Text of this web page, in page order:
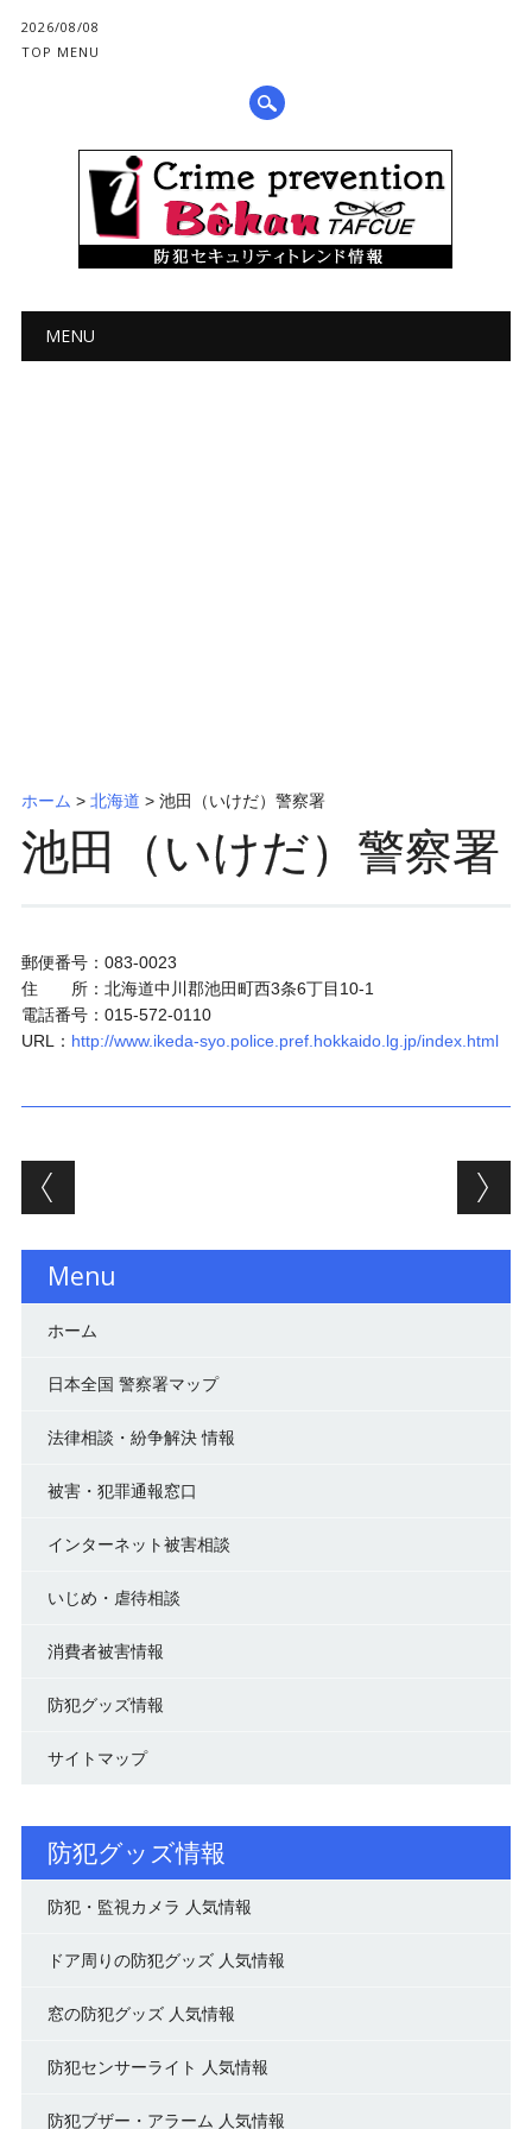
2026/08/08
TOP MENU
メインメニュー
MENU
ホーム > 北海道 > 池田（いけだ）警察署
池田（いけだ）警察署
郵便番号：083-0023
住 所：北海道中川郡池田町西3条6丁目10-1
電話番号：015-572-0110
URL： http://www.ikeda-syo.police.pref.hokkaido.lg.jp/index.html
投稿ナビゲーション
Menu
ホーム
日本全国 警察署マップ
法律相談・紛争解決 情報
被害・犯罪通報窓口
インターネット被害相談
いじめ・虐待相談
消費者被害情報
防犯グッズ情報
サイトマップ
防犯グッズ情報
防犯・監視カメラ 人気情報
ドア周りの防犯グッズ 人気情報
窓の防犯グッズ 人気情報
防犯センサーライト 人気情報
防犯ブザー・アラーム 人気情報